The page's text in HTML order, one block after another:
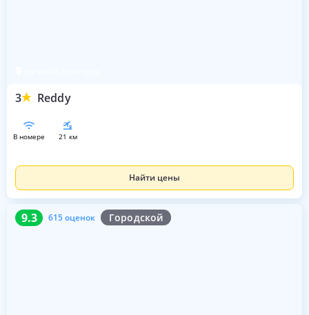
3 Reddy
в номере 21 км
Найти цены
9.3 615 оценок Городской
9.3 615 оценок